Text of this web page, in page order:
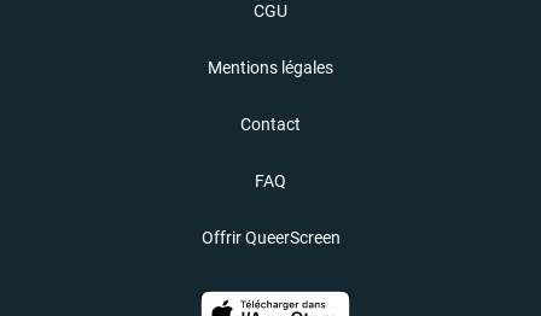
CGU
Mentions légales
Contact
FAQ
Offrir QueerScreen